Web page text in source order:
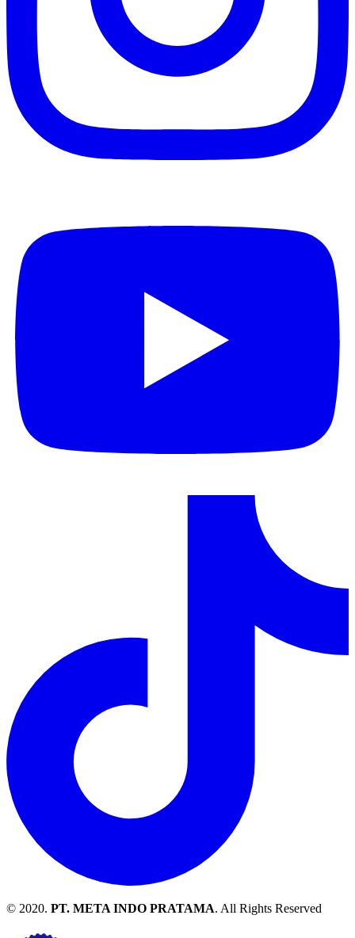
© 2020. PT. META INDO PRATAMA. All Rights Reserved